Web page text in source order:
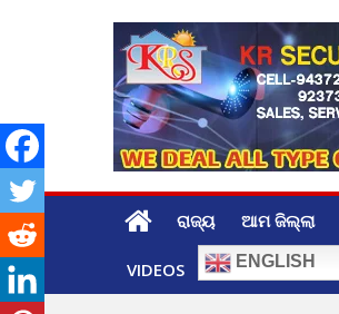
ରାଜ୍ୟ ଆମ ଜିଲ୍ଲା
VIDEOS ENGLISH